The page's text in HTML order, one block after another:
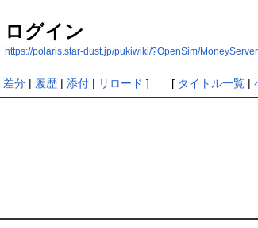
ログイン
https://polaris.star-dust.jp/pukiwiki/?OpenSim/
差分| 履歴| 添付| リロード ] [ タイトル一覧|